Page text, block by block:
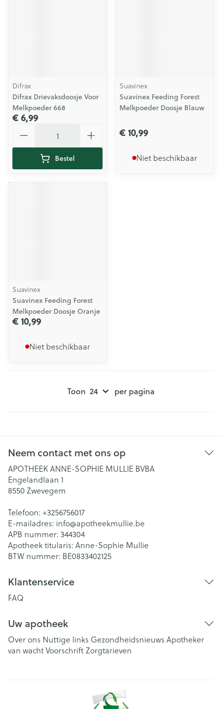
Difrax
Difrax Drievaksdoosje Voor
Melkpoeder 668
€ 6,99
Bestel
Suavinex
Suavinex Feeding Forest
Melkpoeder Doosje Blauw
€ 10,99
Niet beschikbaar
Suavinex
Suavinex Feeding Forest
Melkpoeder Doosje Oranje
€ 10,99
Niet beschikbaar
Toon per pagina
Neem contact met ons op
APOTHEEK ANNE-SOPHIE MULLIE BVBA
Engelandlaan 1
8550 Zwevegem
Telefoon: +3256756017
E-mailadres: info@apotheekmullie.be
APB nummer: 344304
Apotheek titularis: Anne-Sophie Mullie
BTW nummer: BE0833402125
Klantenservice
FAQ
Uw apotheek
Over ons Nuttige links Gezondheidsnieuws Apotheker
van wachtVoorschriftZorgtarieven